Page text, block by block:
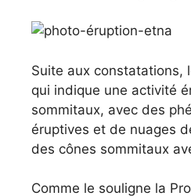
Suite aux constatations,
qui indique une activité
sommitaux, avec des
éruptives et de nuages
des cônes sommitaux
Comme le souligne la